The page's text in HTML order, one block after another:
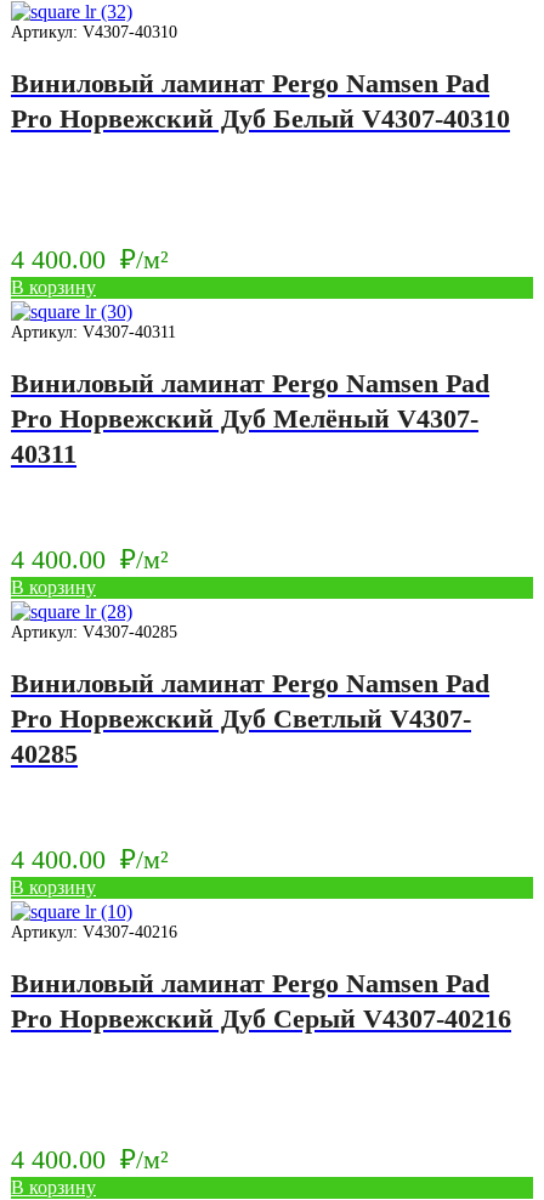
Артикул: V4307-40310
Виниловый ламинат Pergo Namsen Pad
Pro Норвежский Дуб Белый V4307-40310
4 400.00 ₽/м²
В корзину
Артикул: V4307-40311
Виниловый ламинат Pergo Namsen Pad
Pro Норвежский Дуб Мелёный V4307-
40311
4 400.00 ₽/м²
В корзину
Артикул: V4307-40285
Виниловый ламинат Pergo Namsen Pad
Pro Норвежский Дуб Светлый V4307-
40285
4 400.00 ₽/м²
В корзину
Артикул: V4307-40216
Виниловый ламинат Pergo Namsen Pad
Pro Норвежский Дуб Серый V4307-40216
4 400.00 ₽/м²
В корзину